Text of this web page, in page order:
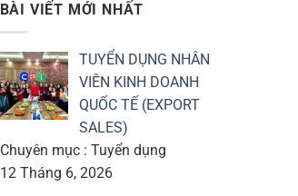
BÀI VIẾT MỚI NHẤT
TUYỂN DỤNG NHÂN
VIÊN KINH DOANH
QUỐC TẾ (EXPORT
SALES)
Chuyên mục : Tuyển dụng
12 Tháng 6, 2026